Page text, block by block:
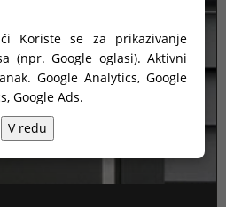
Koriste se za prikazivanje
(npr. Google oglasi). Aktivni
Google Analytics, Google
Google Ads.
V redu